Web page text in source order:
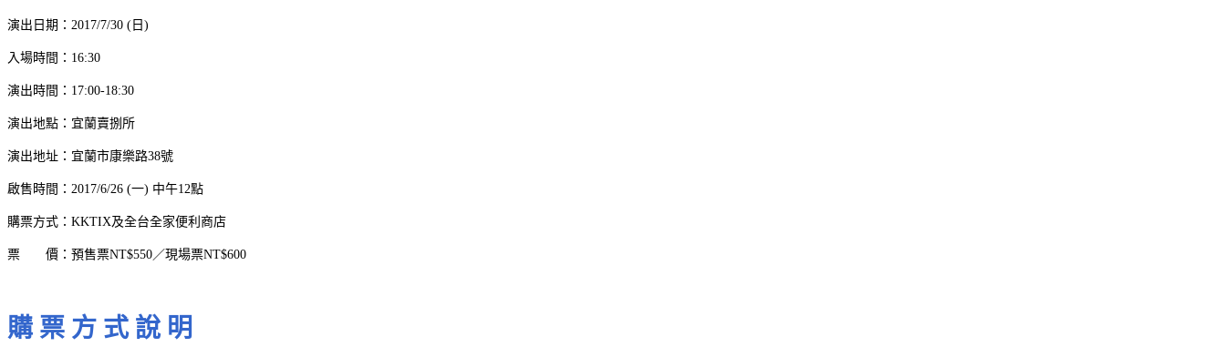
演出日期：2017/7/30 (日)
入場時間：16:30
演出時間：17:00-18:30
演出地點：宜蘭賣捌所
演出地址：宜蘭市康樂路38號
啟售時間：2017/6/26 (一) 中午12點
購票方式：KKTIX及全台全家便利商店
票 價：預售票NT$550／現場票NT$600
購 票 方 式 說 明